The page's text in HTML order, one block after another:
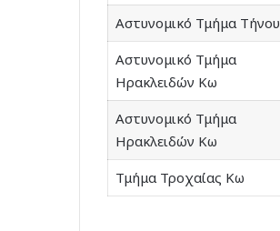
Αστυνομικό Τμήμα Τήνου
Αστυνομικό Τμήμα
Ηρακλειδών Κω
Αστυνομικό Τμήμα
Ηρακλειδών Κω
Τμήμα Τροχαίας Κω